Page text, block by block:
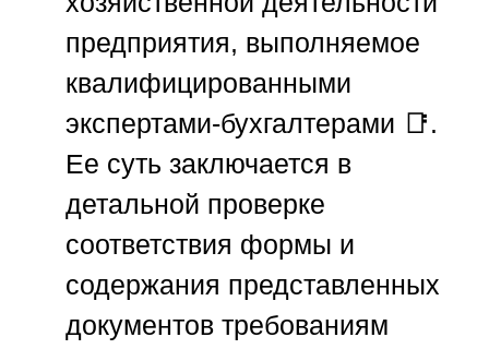
предприятия, выполняемое
квалифицированными
экспертами-бухгалтерами 📑.
Ее суть заключается в
детальной проверке
соответствия формы и
содержания представленных
документов требованиям